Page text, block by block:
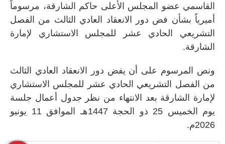
القاسمي عضو المجلس الأعلى حاكم الشارقة، مرسوماً
أميرياً بشأن فض دور الانعقاد العادي الثالث من الفصل
التشريعي الحادي عشر للمجلس الاستشاري لإمارة
الشارقة.
ونص المرسوم على أن يفض دور الانعقاد العادي الثالث
من الفصل التشريعي الحادي عشر للمجلس الاستشاري
لإمارة الشارقة بعد الانتهاء من نظر جدول أعمال جلسة
يوم الخميس 25 ذو الحجة 1447هـ الموافق 11 يونيو
2026م.